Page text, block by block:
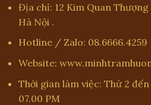
Địa chỉ: 12 Kim Quan
Hà Nội .
Hotline / Zalo: 08.6666.4259
Website:
Thời gian làm việc: Thứ 2
07.00 PM